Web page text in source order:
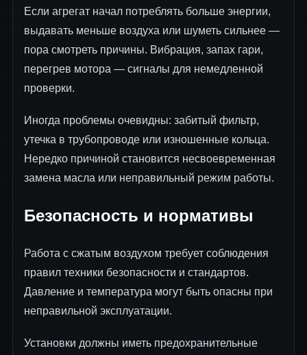
Если агрегат начал потреблять больше энергии,
выдавать меньше воздуха или шуметь сильнее —
пора смотреть причины. Вибрация, запах гари,
перегрев мотора — сигналы для немедленной
проверки.
Иногда проблемы очевидны: забитый фильтр,
утечка в трубопроводе или изношенные кольца.
Нередко причиной становится несвоевременная
замена масла или неправильный режим работы.
Безопасность и нормативы
Работа с сжатым воздухом требует соблюдения
правил техники безопасности и стандартов.
Давление и температура могут быть опасны при
неправильной эксплуатации.
Установки должны иметь предохранительные